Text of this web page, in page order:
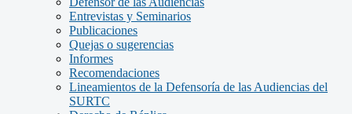
Entrevistas y Seminarios
Publicaciones
Quejas o sugerencias
Informes
Recomendaciones
Lineamientos de la Defensoría de las Audiencias del
SURTC